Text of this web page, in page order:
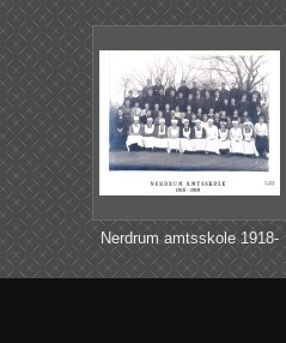
Nerdrum amtsskole 1918-
1919